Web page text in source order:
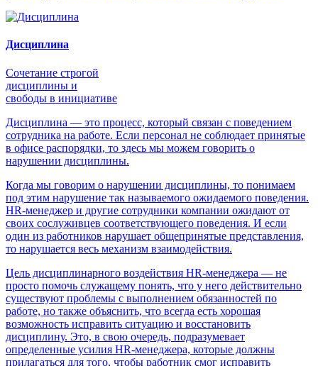
Дисциплина
Сочетание строгой
дисциплины и
свободы в инициативе
Дисциплина — это процесс, который связан с поведением
сотрудника на работе. Если персонал не соблюдает принятые
в офисе распорядки, то здесь мы можем говорить о
нарушении дисциплины.
Когда мы говорим о нарушении дисциплины, то понимаем
под этим нарушение так называемого ожидаемого поведения.
HR-менеджер и другие сотрудники компании ожидают от
своих сослуживцев соответствующего поведения. И если
один из работников нарушает общепринятые представления,
то нарушается весь механизм взаимодействия.
Цель дисциплинарного воздействия HR-менеджера — не
просто помочь служащему понять, что у него действительно
существуют проблемы с выполнением обязанностей по
работе, но также объяснить, что всегда есть хорошая
возможность исправить ситуацию и восстановить
дисциплину. Это, в свою очередь, подразумевает
определенные усилия HR-менеджера, которые должны
прилагаться для того, чтобы работник смог исправить